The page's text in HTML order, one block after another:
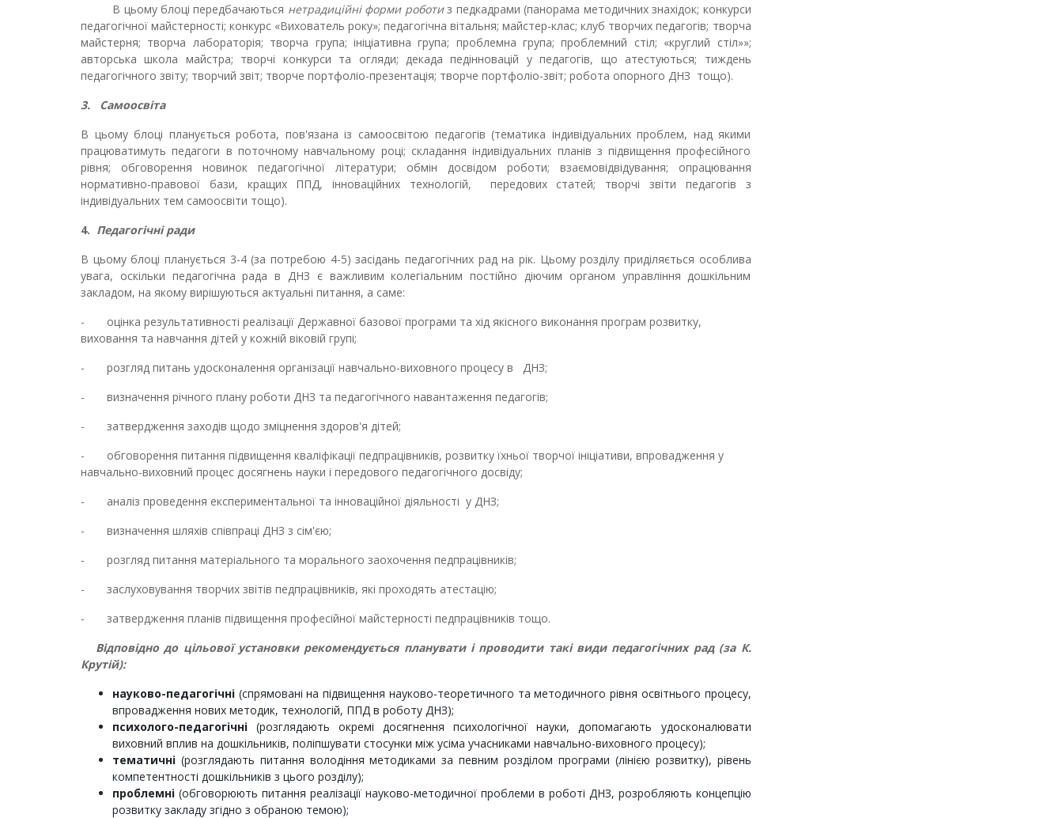
В цьому блоці передбачаються нетрадиційні форми роботиз педкадрами (панорама методичних знахідок; конкурси
педагогічної майстерності; конкурс «Вихователь року»; педагогічна вітальня; майстер-клас; клуб творчих педагогів; творча
майстерня; творча лабораторія; творча група; ініціативна група; проблемна група; проблемний стіл; «круглий стіл»»;
авторська школа майстра; творчі конкурси та огляди; декада педінновацій у педагогів, що атестуються; тиждень
педагогічного звіту; творчий звіт; творче портфоліо-презентація; творче портфоліо-звіт; робота опорного ДНЗ тощо).
3. Самоосвіта
В цьому блоці планується робота, пов'язана із самоосвітою педагогів (тематика індивідуальних проблем, над якими
працюватимуть педагоги в поточному навчальному році; складання індивідуальних планів з підвищення професійного
рівня; обговорення новинок педагогічної літератури; обмін досвідом роботи; взаємовідвідування; опрацювання
нормативно-правової бази, кращих ППД, інноваційних технологій, передових статей; творчі звіти педагогів з
індивідуальних тем самоосвіти тощо).
4. Педагогічні ради
В цьому блоці планується 3-4 (за потребою 4-5) засідань педагогічних рад на рік. Цьому розділу приділяється особлива
увага, оскільки педагогічна рада в ДНЗ є важливим колегіальним постійно діючим органом управління дошкільним
закладом, на якому вирішуються актуальні питання, а саме:
- оцінка результативності реалізації Державної базової програми та хід якісного виконання програм розвитку,
виховання та навчання дітей у кожній віковій групі;
- розгляд питань удосконалення організації навчально-виховного процесу в ДНЗ;
- визначення річного плану роботи ДНЗ та педагогічного навантаження педагогів;
- затвердження заходів щодо зміцнення здоров'я дітей;
- обговорення питання підвищення кваліфікації педпрацівників, розвитку їхньої творчої ініціативи, впровадження у
навчально-виховний процес досягнень науки і передового педагогічного досвіду;
- аналіз проведення експериментальної та інноваційної діяльності у ДНЗ;
- визначення шляхів співпраці ДНЗ з сім'єю;
- розгляд питання матеріального та морального заохочення педпрацівників;
- заслуховування творчих звітів педпрацівників, які проходять атестацію;
- затвердження планів підвищення професійної майстерності педпрацівників тощо.
Відповідно до цільової установки рекомендується планувати і проводити такі види педагогічних рад (за К.
Крутій):
науково-педагогічні (спрямовані на підвищення науково-теоретичного та методичного рівня освітнього процесу,
впровадження нових методик, технологій, ППД в роботу ДНЗ);
психолого-педагогічні (розглядають окремі досягнення психологічної науки, допомагають удосконалювати
виховний вплив на дошкільників, поліпшувати стосунки між усіма учасниками навчально-виховного процесу);
тематичні (розглядають питання володіння методиками за певним розділом програми (лінією розвитку), рівень
компетентності дошкільників з цього розділу);
проблемні (обговорюють питання реалізації науково-методичної проблеми в роботі ДНЗ, розробляють концепцію
розвитку закладу згідно з обраною темою);